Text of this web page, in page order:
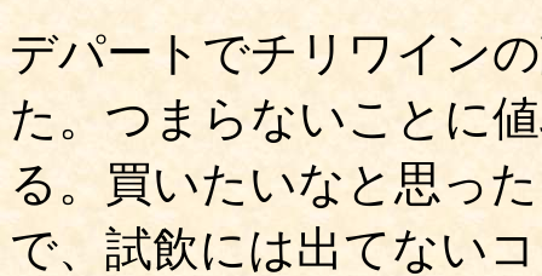
デパートでチリワイン
た。つまらないことに
る。買いたいなと思っ
で、試飲には出てない